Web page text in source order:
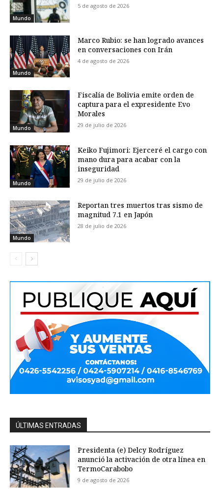
Mundo
5 de agosto de 2026
Mundo
Marco Rubio: se han logrado avances
en conversaciones con Irán
4 de agosto de 2026
Mundo
Fiscalía de Bolivia emite orden de
captura para el expresidente Evo
Morales
29 de julio de 2026
Mundo
Keiko Fujimori: Ejerceré el cargo con
mano dura para acabar con la
inseguridad
29 de julio de 2026
Mundo
Reportan tres muertos tras sismo de
magnitud 7.1 en Japón
28 de julio de 2026
ÚLTIMAS ENTRADAS
Presidenta (e) Delcy Rodríguez
anunció la activación de otra línea en
TermoCarabobo
9 de agosto de 2026